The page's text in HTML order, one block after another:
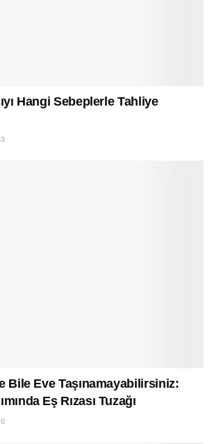
Hangi Sebeplerle Tahliye
Bile Eve Taşınamayabilirsiniz:
Eş Rızası Tuzağı